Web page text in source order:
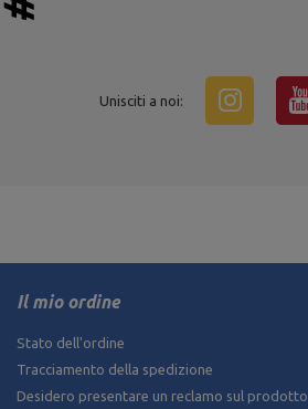
Unisciti a noi:
Il mio ordine
Stato dell'ordine
Tracciamento della spedizione
Desidero presentare un reclamo sul prodotto